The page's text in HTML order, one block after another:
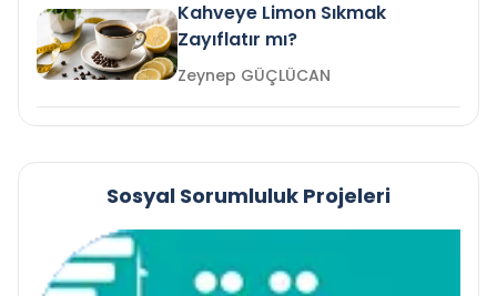
Kahveye Limon Sıkmak
Zayıflatır mı?
Zeynep GÜÇLÜCAN
Sosyal Sorumluluk Projeleri